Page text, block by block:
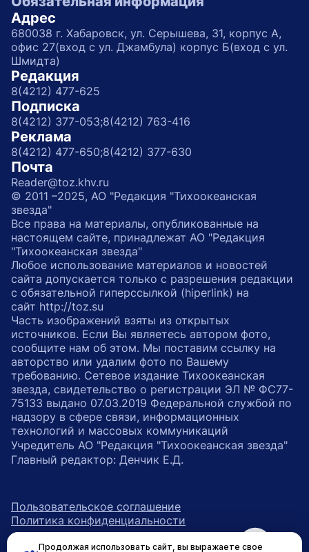
Адрес
680038 г. Хабаровск, ул. Серышева, 31, корпус А,
офис 27(вход с ул. Джамбула) корпус Б(вход с ул.
Шмидта)
Редакция
8(4212) 477-625
Подписка
8(4212) 377-053;8(4212) 763-416
Реклама
8(4212) 477-650;8(4212) 377-630
Почта
Reader@toz.khv.ru
© 2011 –2025, АО "Редакция "Тихоокеанская
звезда"
Все права на материалы, опубликованные на
настоящем сайте, принадлежат АО "Редакция
"Тихоокеанская звезда"
Любое использование материалов и новостей
сайта допускается только с разрешения редакции
с обязательной гиперссылкой (hiperlink) на
сайт http://toz.su
Часть изображений взяты из открытых
источников. Если Вы являетесь автором фото,
сообщите нам об этом. Мы поставим ссылку на
авторство или удалим фото по Вашему
требованию. Сетевое издание Тихоокеанская
звезда, свидетельство о регистрации ЭЛ № ФС77-
75133 выдано 07.03.2019 Федеральной службой по
надзору в сфере связи, информационных
технологий и массовых коммуникаций
Учредитель АО "Редакция "Тихоокеанская звезда"
Главный редактор: Денчик Е.Д.
Пользовательское соглашение
Политика конфиденциальности
Продолжая использовать сайт, вы выражаете свое